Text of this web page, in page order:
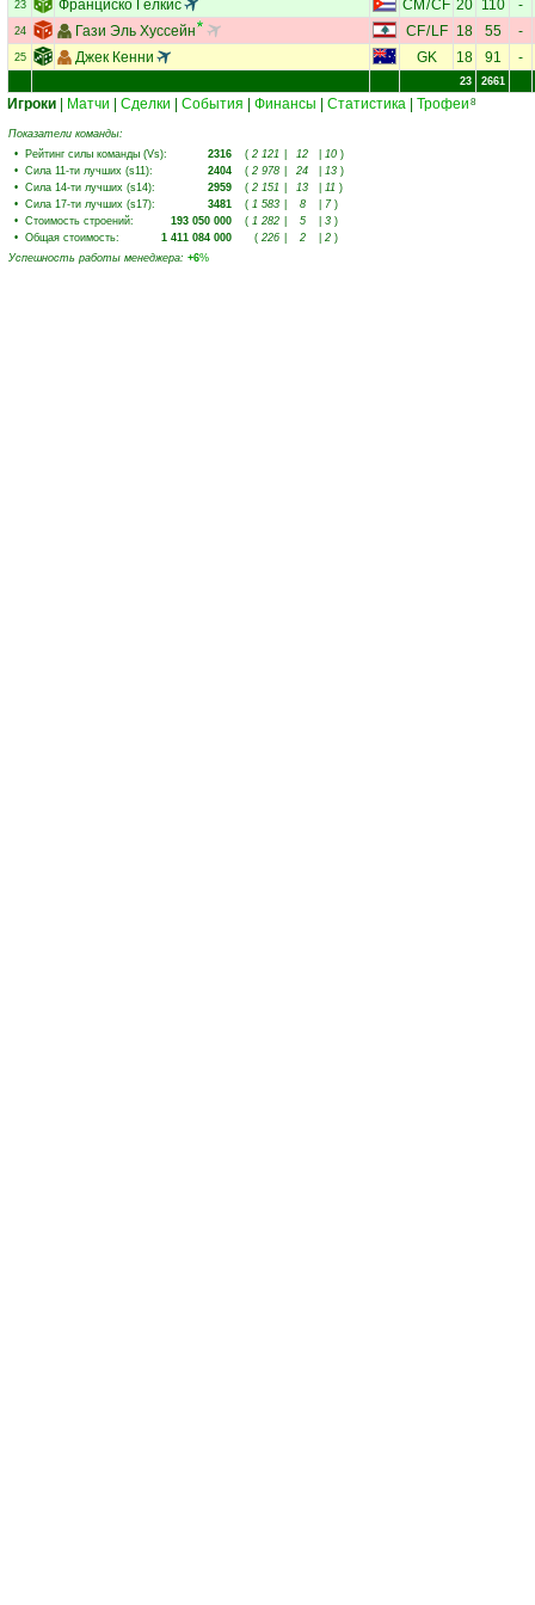
23 Франциско Гелкис CM /CF 20 110 -
24 Гази Эль Хуссейн CF/LF 18 55 -
25 Джек Кенни GK 18 91 -
23 2661
Игроки Матчи Сделки События Финансы Статистика Трофеи 8
Показатели команды:
• Рейтинг силы команды (Vs): 2316 ( 2 121 12 10 )
• Сила 11-ти лучших (s11): 2404 ( 2 978 24 13 )
• Сила 14-ти лучших (s14): 2959 ( 2 151 13 11 )
• Сила 17-ти лучших (s17): 3481 ( 1 583 8 7)
• Стоимость строений: 193 050 000 ( 1 282 5 3 )
• Общая стоимость: 1 411 084 000 ( 226 2 2 )
Успешность работы менеджера: +6%